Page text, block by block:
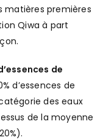
matières premières
Qiwa à part
de
d’essences de
des eaux
de la moyenne